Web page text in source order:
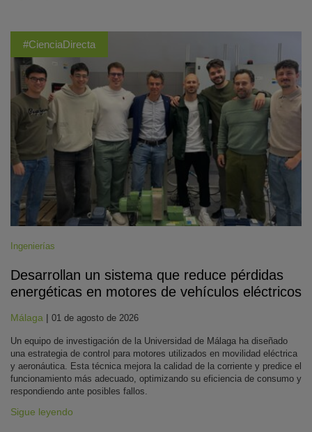
#CienciaDirecta
Ingenierías
Desarrollan un sistema que reduce pérdidas
energéticas en motores de vehículos eléctricos
Málaga | 01 de agosto de 2026
Un equipo de investigación de la Universidad de Málaga ha diseñado
una estrategia de control para motores utilizados en movilidad eléctrica
y aeronáutica. Esta técnica mejora la calidad de la corriente y predice el
funcionamiento más adecuado, optimizando su eficiencia de consumo y
respondiendo ante posibles fallos.
Sigue leyendo